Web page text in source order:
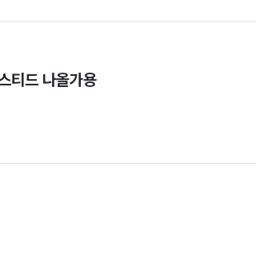
티드 나올가용